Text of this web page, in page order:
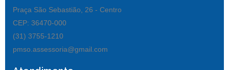
Praça São Sebastião, 26 - Centro
CEP: 36470-000
(31) 3755-1210
pmso.assessoria@gmail.com